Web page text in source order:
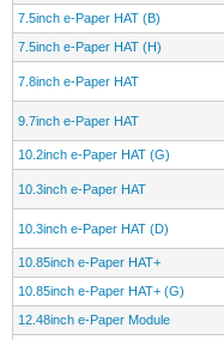
7.5inch e-Paper HAT (B)
7.5inch e-Paper HAT (H)
7.8inch e-Paper HAT
9.7inch e-Paper HAT
10.2inch e-Paper HAT (G)
10.3inch e-Paper HAT
10.3inch e-Paper HAT (D)
10.85inch e-Paper HAT+
10.85inch e-Paper HAT+ (G)
12.48inch e-Paper Module